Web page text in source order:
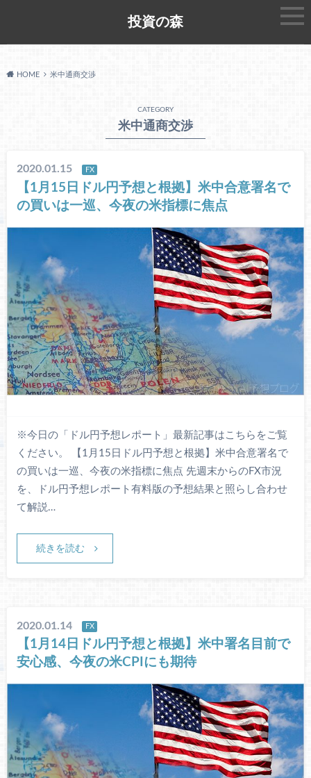
投資の森
HOME 米中通商交渉
CATEGORY
米中通商交渉
2020.01.15 FX
【1月15日ドル円予想と根拠】米中合意署名で
の買いは一巡、今夜の米指標に焦点
※今日の「ドル円予想レポート」最新記事はこちらをご覧
ください。 【1月15日ドル円予想と根拠】米中合意署名で
の買いは一巡、今夜の米指標に焦点 先週末からのFX市況
を、ドル円予想レポート有料版の予想結果と照らし合わせ
て解説…
続きを読む
2020.01.14 FX
【1月14日ドル円予想と根拠】米中署名目前で
安心感、今夜の米CPIにも期待